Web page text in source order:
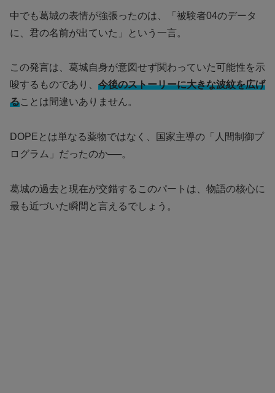
中でも葛城の表情が強張ったのは、「被験者04のデータ
に、君の名前が出ていた」という一言。
この発言は、葛城自身が意図せず関わっていた可能性を示
唆するものであり、 今後のストーリーに大きな波紋を広げ
ることは間違いありません。
DOPEとは単なる薬物ではなく、国家主導の「人間制御プ
ログラム」だったのか──。
葛城の過去と現在が交錯するこのパートは、物語の核心に
最も近づいた瞬間と言えるでしょう。